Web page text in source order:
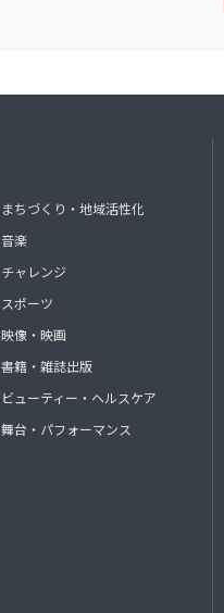
まちづくり・地域活性化
音楽
チャレンジ
スポーツ
映像・映画
書籍・雑誌出版
ビューティー・ヘルスケア
舞台・パフォーマンス